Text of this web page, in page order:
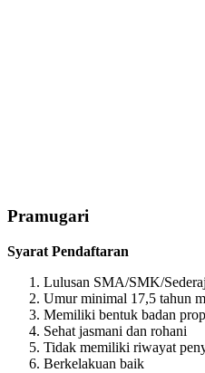
Pramugari
Syarat Pendaftaran
Lulusan SMA/SMK/
Umur minimal 17,5 tahun
Memiliki bentuk badan
Sehat jasmani dan rohani
Tidak memiliki riwayat
Berkelakuan baik